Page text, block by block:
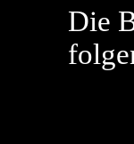
Die